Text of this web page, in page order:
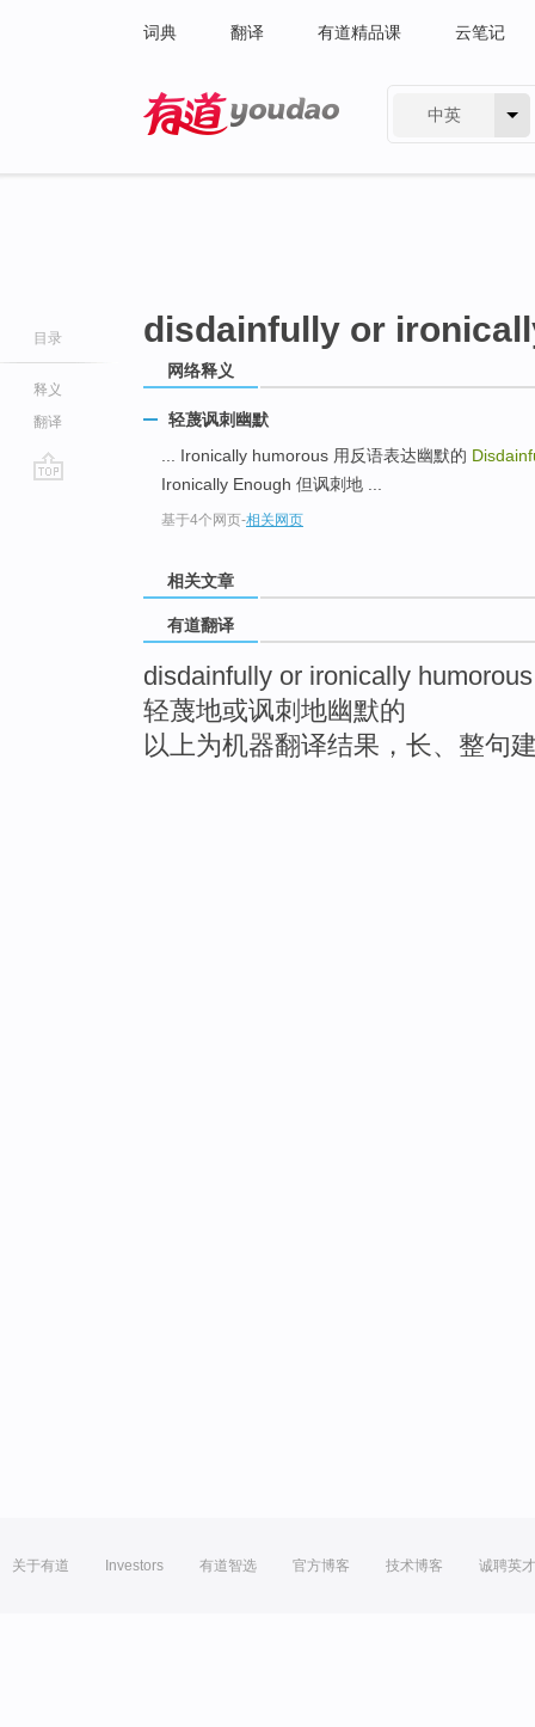
词典 翻译 有道精品课 云笔记
中英
目录
释义
翻译
disdainfully or
网络释义
轻蔑讽刺幽默
... Ironically humorous 用反语表达幽默的
Ironically Enough 但讽刺地 ...
基于4个网页-相关网页
相关文章
有道翻译
disdainfully or ironically humorous
轻蔑地或讽刺地幽默的
以上为机器翻译结果，长、整句
关于有道 Investors 有道智选 官方博客 技术博客 诚聘英才